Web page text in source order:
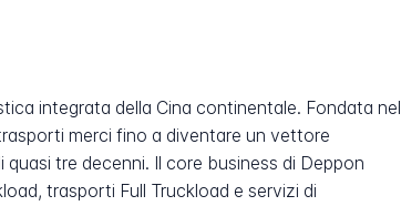
integrata della Cina continentale. Fondata nel
merci fino a diventare un vettore
tre decenni. Il core business di Deppon
trasporti Full Truckload e servizi di